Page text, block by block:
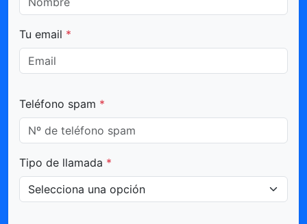
Tu email *
Teléfono spam *
Tipo de llamada *